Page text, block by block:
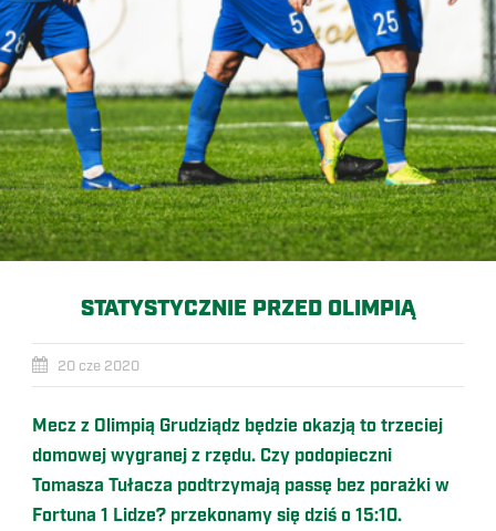
STATYSTYCZNIE PRZED OLIMPIĄ
20 cze 2020
Mecz z Olimpią Grudziądz będzie okazją to trzeciej
domowej wygranej z rzędu. Czy podopieczni
Tomasza Tułacza podtrzymają passę bez porażki w
Fortuna 1 Lidze? przekonamy się dziś o 15:10.